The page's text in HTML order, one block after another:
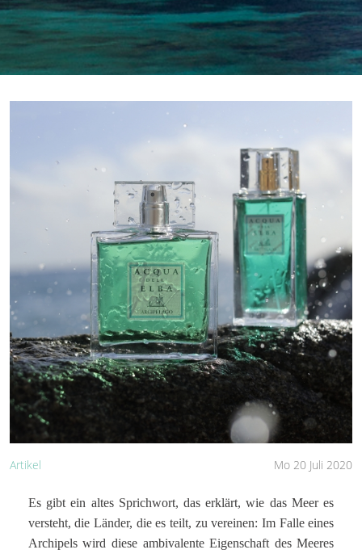
Mo 20 Juli 2020
Artikel
Es gibt ein altes Sprichwort, das erklärt, wie das Meer es
versteht, die Länder, die es teilt, zu vereinen: Im Falle eines
Archipels wird diese ambivalente Eigenschaft des Meeres